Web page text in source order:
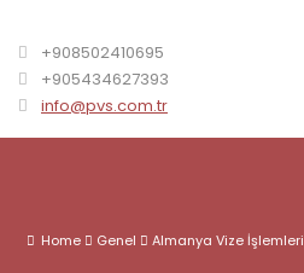
+908502410695
+905434627393
info@pvs.com.tr
Home Genel Almanya Vize İşlemleri